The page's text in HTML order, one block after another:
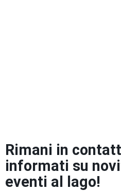
Rimani in
informati su
eventi al lago!